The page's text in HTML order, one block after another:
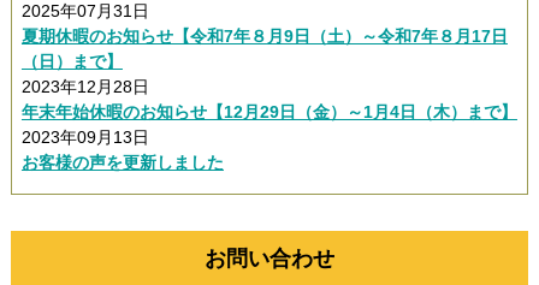
2025年07月31日
夏期休暇のお知らせ【令和7年８月9日（土）～令和7年８月17日
（日）まで】
2023年12月28日
年末年始休暇のお知らせ【12月29日（金）～1月4日（木）まで】
2023年09月13日
お客様の声を更新しました
お問い合わせ